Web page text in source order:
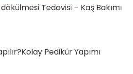
Tedavisi – Kaş Bakımı
Pedikür Yapımı